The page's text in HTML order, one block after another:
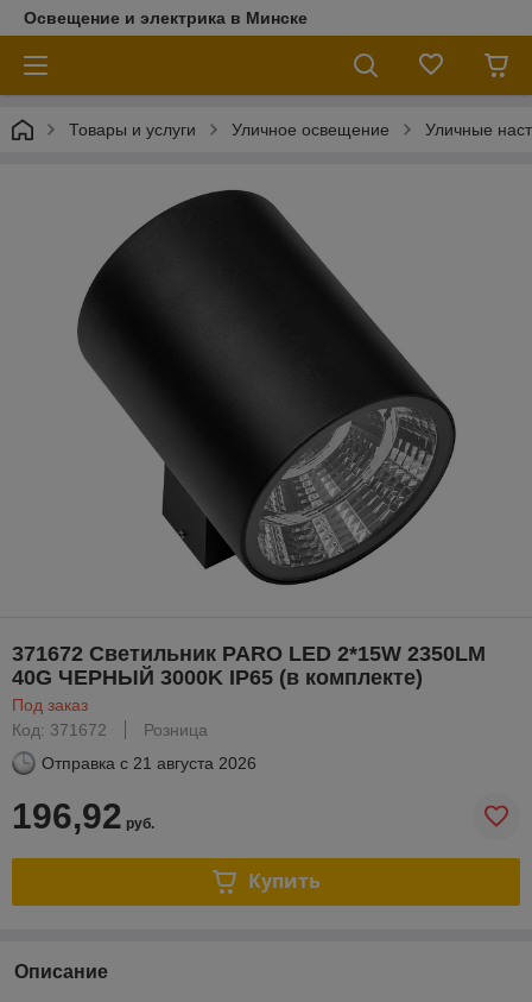
Освещение и электрика в Минске
Товары и услуги Уличное освещение Уличные
371672 Светильник PARO LED 2*15W 2350LM
40G ЧЕРНЫЙ 3000K IP65 (в комплекте)
Под заказ
Код: 371672
Розница
Отправка с 21 августа 2026
196,92 руб.
Купить
Описание